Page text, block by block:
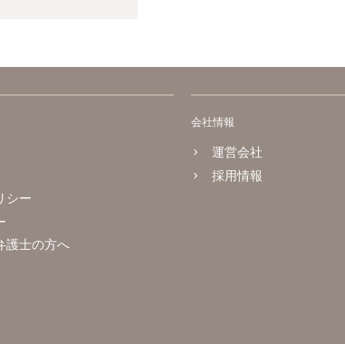
シー
護士の方へ
会社情報
運営会社
採用情報